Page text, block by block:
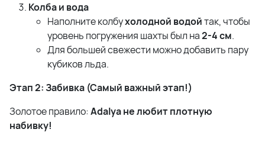
Колба и вода
Наполните колбухолодной водойтак, чтобы
уровень погружения шахты был на2-4 см.
Для большей свежести можно добавить пару
кубиков льда.
Этап 2: Забивка (Самый важный этап!)
Золотое правило:Adalya не любит плотную
набивку!